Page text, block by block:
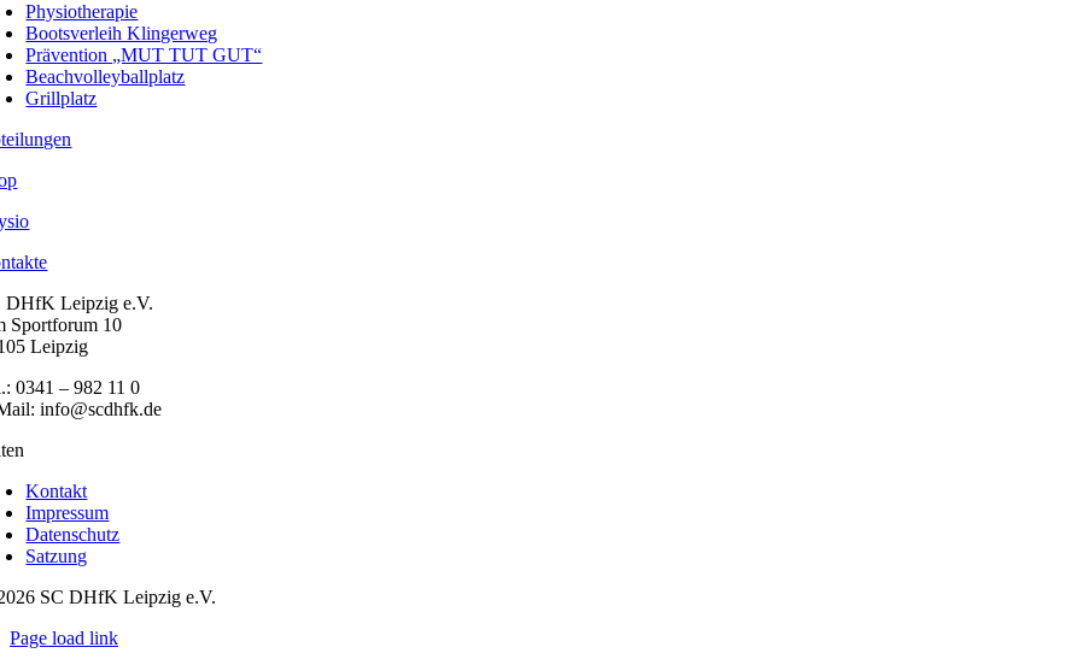
Physiotherapie
Bootsverleih Klingerweg
Prävention „MUT TUT GUT“
Beachvolleyballplatz
Grillplatz
DHfK Leipzig e.V.
Sportforum 10
Leipzig
0341 – 982 11 0
info@scdhfk.de
Kontakt
Impressum
Datenschutz
Satzung
SC DHfK Leipzig e.V.
Page load link